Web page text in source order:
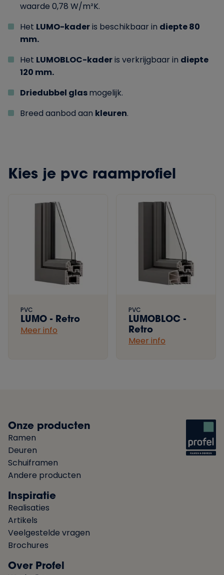
waarde 0,78 W/m²K.
Het LUMO-kaderis beschikbaar in diepte 80
mm.
Het LUMOBLOC-kaderis verkrijgbaar in diepte
120 mm.
Driedubbel glasmogelijk.
Breed aanbod aan kleuren.
Kies je pvc raamprofiel
PVC
LUMO - Retro
Meer info
PVC
LUMOBLOC -
Retro
Meer info
Onze producten
Ramen
Deuren
Schuiframen
Andere producten
Inspiratie
Realisaties
Artikels
Veelgestelde vragen
Brochures
Over Profel